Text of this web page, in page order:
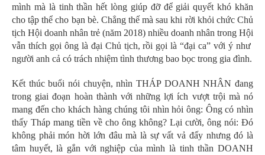
mình mà là tinh thần hết lòng giúp đỡ để giải quyết khó khăn
cho tập thể cho bạn bè. Chẳng thế mà sau khi rời khỏi chức Chủ
tịch Hội doanh nhân trẻ (năm 2018) nhiều doanh nhân trong Hội
vẫn thích gọi ông là đại Chủ tịch, rồi gọi là “đại ca” với ý như
người anh cả có trách nhiệm tình thương bao bọc trong gia đình.
Kết thúc buổi nói chuyện, nhìn THÁP DOANH NHÂN đang
trong giai đoạn hoàn thành với những lợi ích vượt trội mà nó
mang đến cho khách hàng chúng tôi nhìn hỏi ông: Ông có nhìn
thấy Tháp mang tiền về cho ông không? Lại cười, ông nói: Đó
không phải món hời lớn đâu mà là sự vất vả đấy nhưng đó là
tâm huyết, là gắn với nghiệp của mình là tinh thần DOANH